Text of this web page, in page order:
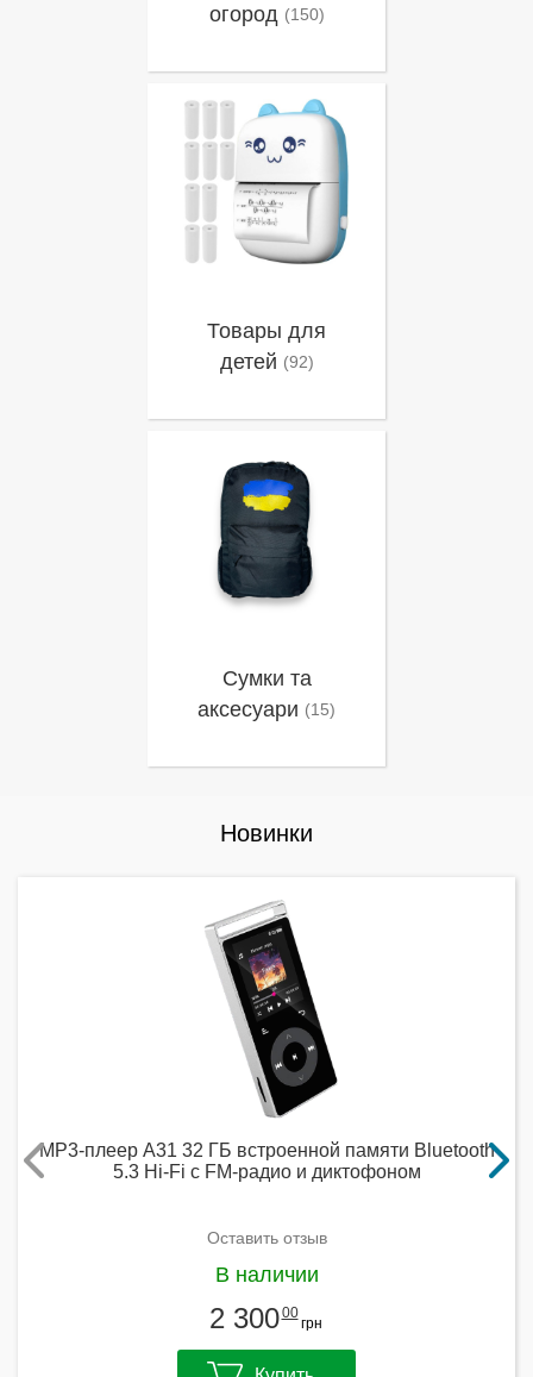
огород (150)
Товары для
детей (92)
Сумки та
аксесуари (15)
Новинки
MP3-плеер A31 32 ГБ встроенной памяти Bluetooth
5.3 Hi-Fi с FM-радио и диктофоном
Оставить отзыв
В наличии
2 30000
грн